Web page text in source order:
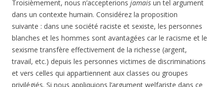
Troisièmement, nous n’accepterions jamais un tel argument
dans un contexte humain. Considérez la proposition
suivante : dans une société raciste et sexiste, les personnes
blanches et les hommes sont avantagées car le racisme et le
sexisme transfère effectivement de la richesse (argent,
travail, etc.) depuis les personnes victimes de discriminations
et vers celles qui appartiennent aux classes ou groupes
privilégiés. Si nous appliquions l’argument welfariste dans ce